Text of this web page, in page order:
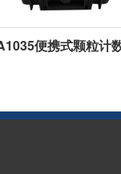
便携式颗粒计